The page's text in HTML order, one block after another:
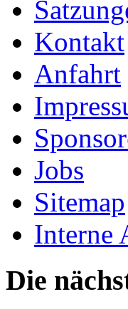
Kontakt
Anfahrt
Jobs
Sitemap
Interne
Die